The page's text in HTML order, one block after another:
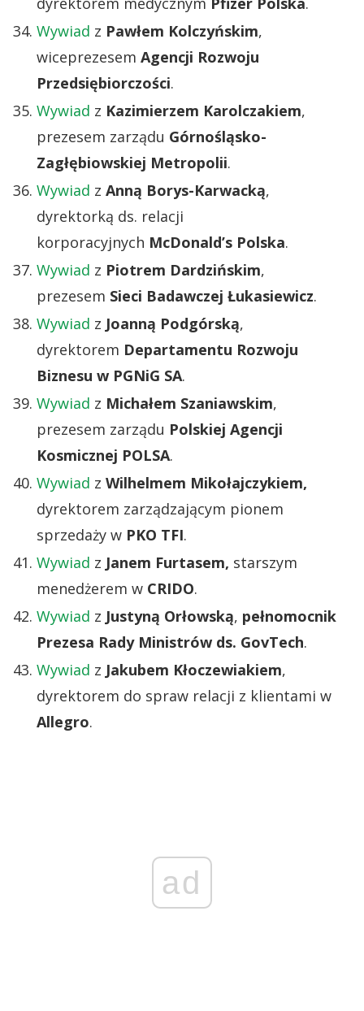
Wywiad z Pawłem Kolczyńskim,
wiceprezesem Agencji Rozwoju
Przedsiębiorczości.
Wywiad z Kazimierzem Karolczakiem,
prezesem zarządu Górnośląsko-
Zagłębiowskiej Metropolii.
Wywiad z Anną Borys-Karwacką,
dyrektorką ds. relacji
korporacyjnych McDonald’s Polska.
Wywiad z Piotrem Dardzińskim,
prezesem Sieci Badawczej Łukasiewicz.
Wywiad z Joanną Podgórską,
dyrektorem Departamentu Rozwoju
Biznesu w PGNiG SA.
Wywiad z Michałem Szaniawskim,
prezesem zarządu Polskiej Agencji
Kosmicznej POLSA.
Wywiad z Wilhelmem Mikołajczykiem,
dyrektorem zarządzającym pionem
sprzedaży w PKO TFI.
Wywiad z Janem Furtasem, starszym
menedżerem w CRIDO.
Wywiad z Justyną Orłowską, pełnomocnik
Prezesa Rady Ministrów ds. GovTech.
Wywiad z Jakubem Kłoczewiakiem,
dyrektorem do spraw relacji z klientami w
Allegro.
ad